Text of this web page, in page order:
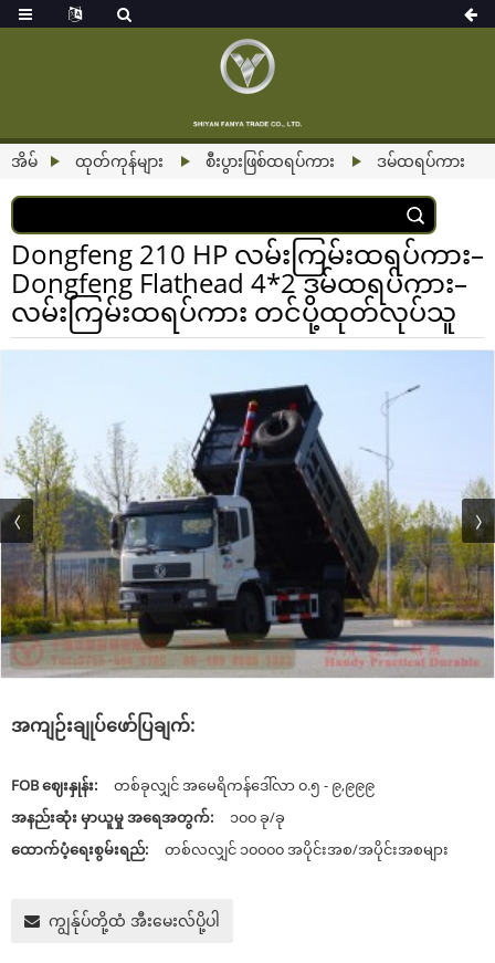
အိမ် ထုတ်ကုန်များ စီးပွားဖြစ်ထရပ်ကား ဒမ်ထရပ်ကား
Dongfeng 210 HP လမ်းကြမ်းထရပ်ကား–
Dongfeng Flathead 4*2 ဒမ်ထရပ်ကား–
လမ်းကြမ်းထရပ်ကား တင်ပို့ထုတ်လုပ်သူ
အကျဉ်းချုပ်ဖော်ပြချက်:
FOB ဈေးနှုန်း:
တစ်ခုလျှင် အမေရိကန်ဒေါ်လာ ၀.၅ - ၉,၉၉၉
အနည်းဆုံး မှာယူမှု အရေအတွက်:
၁၀၀ ခု/ခု
ထောက်ပံ့ရေးစွမ်းရည်:
တစ်လလျှင် ၁၀၀၀၀ အပိုင်းအစ/အပိုင်းအစများ
ကျွန်ုပ်တို့ထံ အီးမေးလ်ပို့ပါ